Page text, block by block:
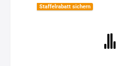
Staffelrabatt sichern